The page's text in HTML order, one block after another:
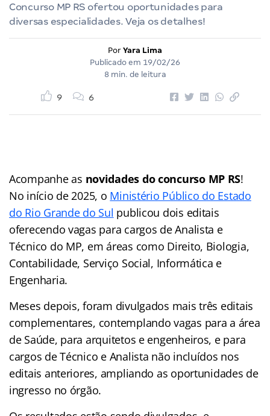
Concurso MP RS ofertou oportunidades para
diversas especialidades. Veja os detalhes!
Por Yara Lima
Publicado em 19/02/26
8 min. de leitura
9 6
Acompanhe as novidades do concurso MP RS!
No início de 2025, o Ministério Público do Estado
do Rio Grande do Sul publicou dois editais
oferecendo vagas para cargos de Analista e
Técnico do MP, em áreas como Direito, Biologia,
Contabilidade, Serviço Social, Informática e
Engenharia.
Meses depois, foram divulgados mais três editais
complementares, contemplando vagas para a área
de Saúde, para arquitetos e engenheiros, e para
cargos de Técnico e Analista não incluídos nos
editais anteriores, ampliando as oportunidades de
ingresso no órgão.